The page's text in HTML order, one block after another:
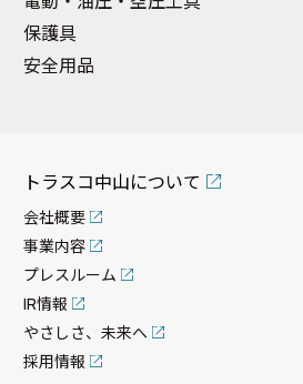
保護具
安全用品
トラスコ中山について
会社概要
事業内容
プレスルーム
IR情報
やさしさ、未来へ
採用情報